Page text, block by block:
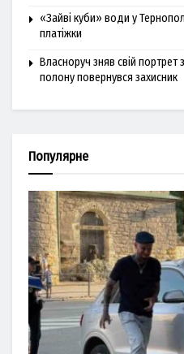
«Зайві куби» води у
платіжки
Власноруч зняв свій портрет
полону повернувся захисник
Популярне